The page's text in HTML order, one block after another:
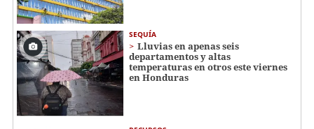
SEQUÍA
Lluvias en apenas seis
departamentos y altas
temperaturas en otros este viernes
en Honduras